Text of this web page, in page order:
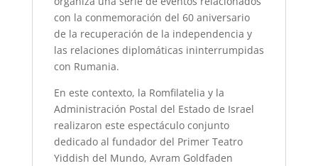
con la conmemoración del 60 aniversario
de la recuperación de la independencia y
las relaciones diplomáticas ininterrumpidas
con Rumania.
En este contexto, la Romfilatelia y la
Administración Postal del Estado de Israel
realizaron este espectáculo conjunto
dedicado al fundador del Primer Teatro
Yiddish del Mundo, Avram Goldfaden